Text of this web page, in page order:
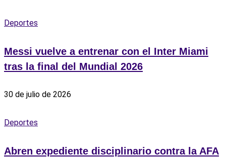
Deportes
Messi vuelve a entrenar con el Inter Miami
tras la final del Mundial 2026
30 de julio de 2026
Deportes
Abren expediente disciplinario contra la AFA